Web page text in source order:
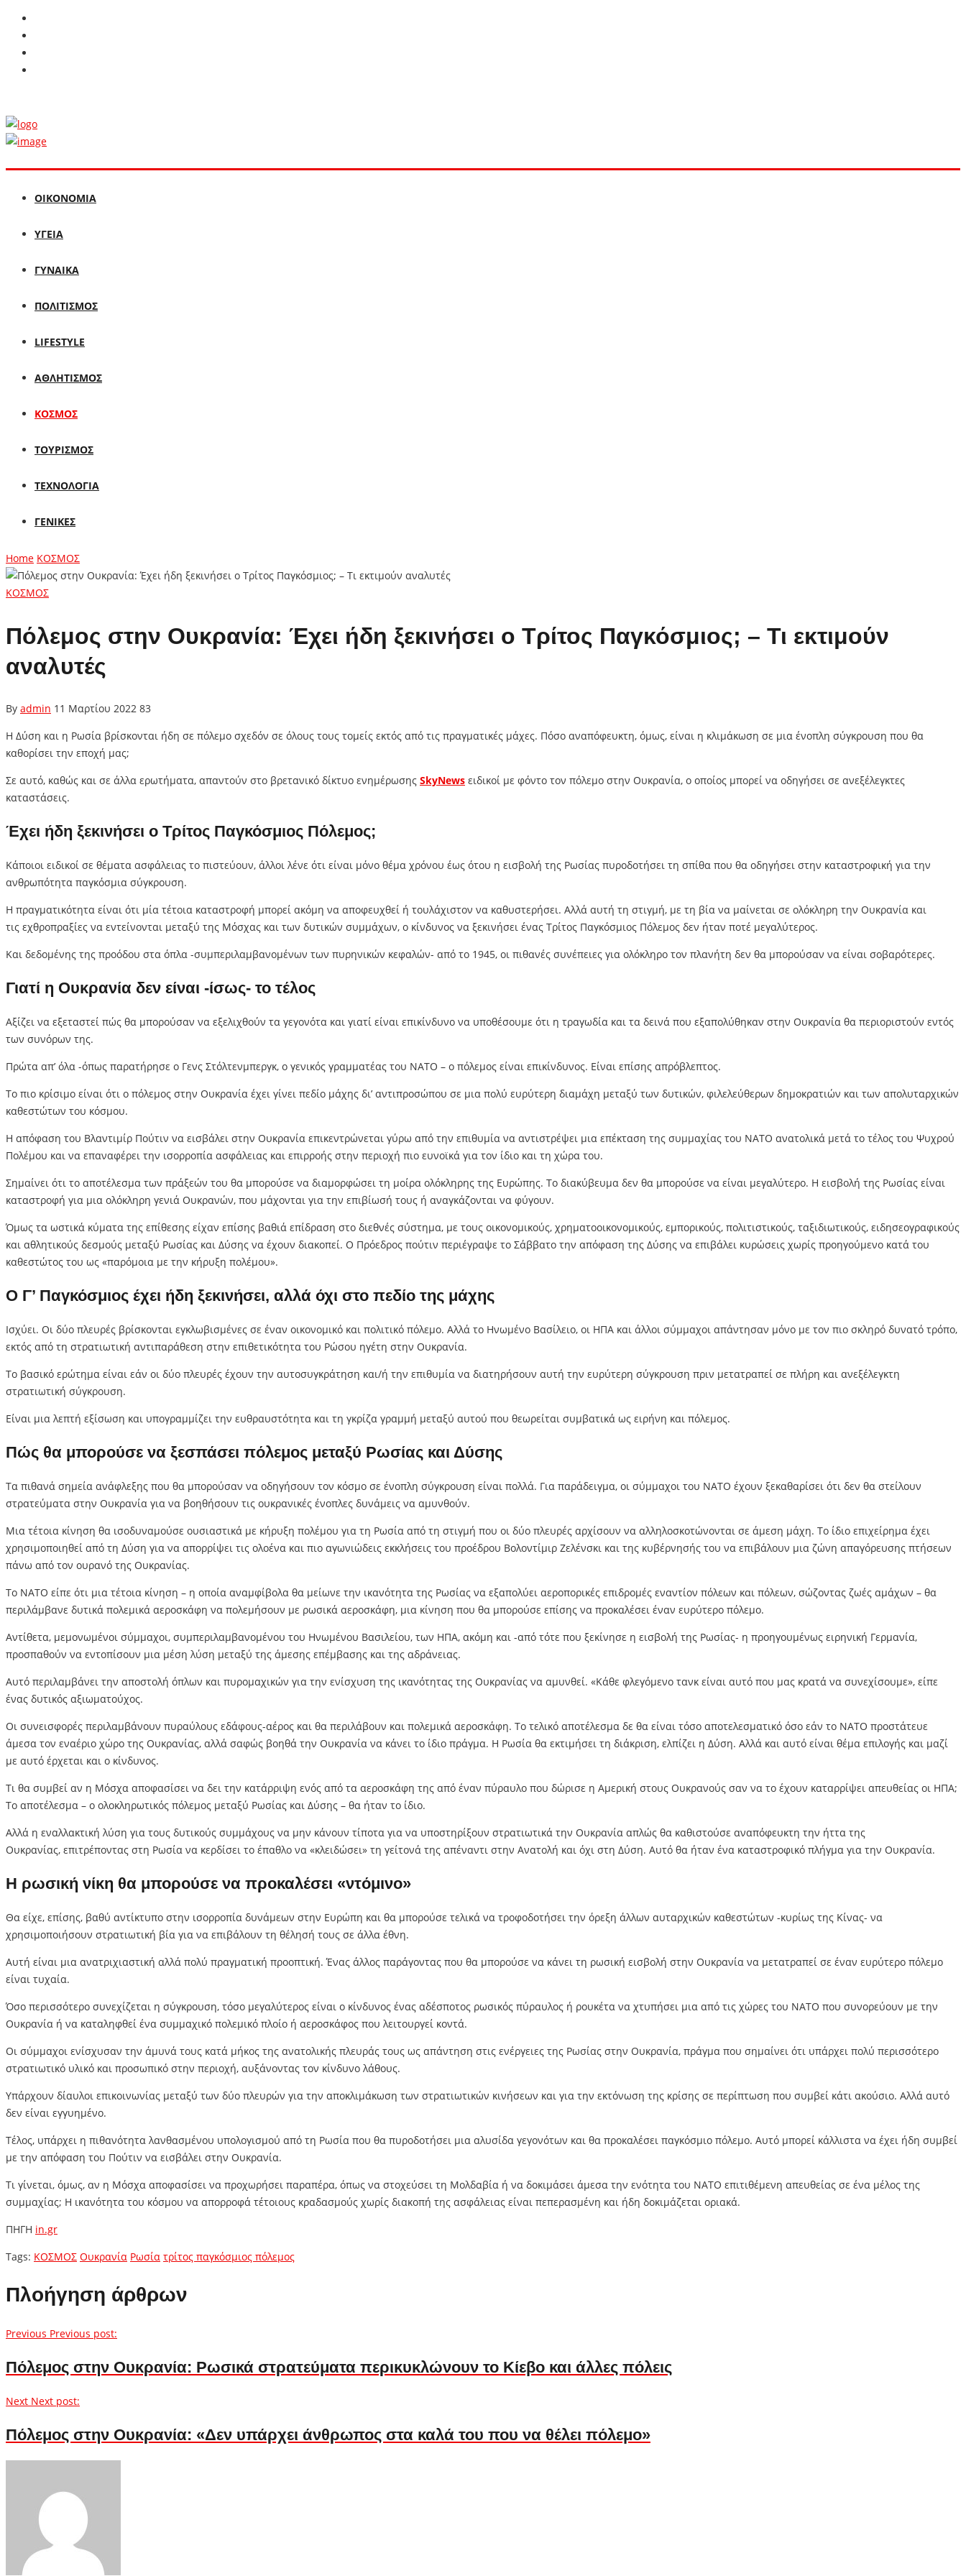
ΟΙΚΟΝΟΜΙΑ
ΥΓΕΙΑ
ΓΥΝΑΙΚΑ
ΠΟΛΙΤΙΣΜΟΣ
LIFESTYLE
ΑΘΛΗΤΙΣΜΟΣ
ΚΟΣΜΟΣ
ΤΟΥΡΙΣΜΟΣ
ΤΕΧΝΟΛΟΓΙΑ
ΓΕΝΙΚΕΣ
Home ΚΟΣΜΟΣ
ΚΟΣΜΟΣ
Πόλεμος στην Ουκρανία: Έχει ήδη ξεκινήσει ο Τρίτος Παγκόσμιος; – Τι εκτιμούν
αναλυτές
By admin 11 Μαρτίου 2022 83
Η Δύση και η Ρωσία βρίσκονται ήδη σε πόλεμο σχεδόν σε όλους τους τομείς εκτός από τις πραγματικές μάχες. Πόσο αναπόφευκτη, όμως, είναι η κλιμάκωση σε μια ένοπλη σύγκρουση που θα
καθορίσει την εποχή μας;
Σε αυτό, καθώς και σε άλλα ερωτήματα, απαντούν στο βρετανικό δίκτυο ενημέρωσης SkyNews ειδικοί με φόντο τον πόλεμο στην Ουκρανία, ο οποίος μπορεί να οδηγήσει σε ανεξέλεγκτες
καταστάσεις.
Έχει ήδη ξεκινήσει ο Τρίτος Παγκόσμιος Πόλεμος;
Κάποιοι ειδικοί σε θέματα ασφάλειας το πιστεύουν, άλλοι λένε ότι είναι μόνο θέμα χρόνου έως ότου η εισβολή της Ρωσίας πυροδοτήσει τη σπίθα που θα οδηγήσει στην καταστροφική για την
ανθρωπότητα παγκόσμια σύγκρουση.
Η πραγματικότητα είναι ότι μία τέτοια καταστροφή μπορεί ακόμη να αποφευχθεί ή τουλάχιστον να καθυστερήσει. Αλλά αυτή τη στιγμή, με τη βία να μαίνεται σε ολόκληρη την Ουκρανία και
τις εχθροπραξίες να εντείνονται μεταξύ της Μόσχας και των δυτικών συμμάχων, ο κίνδυνος να ξεκινήσει ένας Τρίτος Παγκόσμιος Πόλεμος δεν ήταν ποτέ μεγαλύτερος.
Και δεδομένης της προόδου στα όπλα -συμπεριλαμβανομένων των πυρηνικών κεφαλών- από το 1945, οι πιθανές συνέπειες για ολόκληρο τον πλανήτη δεν θα μπορούσαν να είναι σοβαρότερες.
Γιατί η Ουκρανία δεν είναι -ίσως- το τέλος
Αξίζει να εξεταστεί πώς θα μπορούσαν να εξελιχθούν τα γεγονότα και γιατί είναι επικίνδυνο να υποθέσουμε ότι η τραγωδία και τα δεινά που εξαπολύθηκαν στην Ουκρανία θα περιοριστούν εντός
των συνόρων της.
Πρώτα απ’ όλα -όπως παρατήρησε ο Γενς Στόλτενμπεργκ, ο γενικός γραμματέας του ΝΑΤΟ – ο πόλεμος είναι επικίνδυνος. Είναι επίσης απρόβλεπτος.
Το πιο κρίσιμο είναι ότι ο πόλεμος στην Ουκρανία έχει γίνει πεδίο μάχης δι’ αντιπροσώπου σε μια πολύ ευρύτερη διαμάχη μεταξύ των δυτικών, φιλελεύθερων δημοκρατιών και των απολυταρχικών
καθεστώτων του κόσμου.
Η απόφαση του Βλαντιμίρ Πούτιν να εισβάλει στην Ουκρανία επικεντρώνεται γύρω από την επιθυμία να αντιστρέψει μια επέκταση της συμμαχίας του ΝΑΤΟ ανατολικά μετά το τέλος του Ψυχρού
Πολέμου και να επαναφέρει την ισορροπία ασφάλειας και επιρροής στην περιοχή πιο ευνοϊκά για τον ίδιο και τη χώρα του.
Σημαίνει ότι το αποτέλεσμα των πράξεών του θα μπορούσε να διαμορφώσει τη μοίρα ολόκληρης της Ευρώπης. Το διακύβευμα δεν θα μπορούσε να είναι μεγαλύτερο. Η εισβολή της Ρωσίας είναι
καταστροφή για μια ολόκληρη γενιά Ουκρανών, που μάχονται για την επιβίωσή τους ή αναγκάζονται να φύγουν.
Όμως τα ωστικά κύματα της επίθεσης είχαν επίσης βαθιά επίδραση στο διεθνές σύστημα, με τους οικονομικούς, χρηματοοικονομικούς, εμπορικούς, πολιτιστικούς, ταξιδιωτικούς, ειδησεογραφικούς
και αθλητικούς δεσμούς μεταξύ Ρωσίας και Δύσης να έχουν διακοπεί. Ο Πρόεδρος πούτιν περιέγραψε το Σάββατο την απόφαση της Δύσης να επιβάλει κυρώσεις χωρίς προηγούμενο κατά του
καθεστώτος του ως «παρόμοια με την κήρυξη πολέμου».
Ο Γ’ Παγκόσμιος έχει ήδη ξεκινήσει, αλλά όχι στο πεδίο της μάχης
Ισχύει. Οι δύο πλευρές βρίσκονται εγκλωβισμένες σε έναν οικονομικό και πολιτικό πόλεμο. Αλλά το Ηνωμένο Βασίλειο, οι ΗΠΑ και άλλοι σύμμαχοι απάντησαν μόνο με τον πιο σκληρό δυνατό τρόπο,
εκτός από τη στρατιωτική αντιπαράθεση στην επιθετικότητα του Ρώσου ηγέτη στην Ουκρανία.
Το βασικό ερώτημα είναι εάν οι δύο πλευρές έχουν την αυτοσυγκράτηση και/ή την επιθυμία να διατηρήσουν αυτή την ευρύτερη σύγκρουση πριν μετατραπεί σε πλήρη και ανεξέλεγκτη
στρατιωτική σύγκρουση.
Είναι μια λεπτή εξίσωση και υπογραμμίζει την ευθραυστότητα και τη γκρίζα γραμμή μεταξύ αυτού που θεωρείται συμβατικά ως ειρήνη και πόλεμος.
Πώς θα μπορούσε να ξεσπάσει πόλεμος μεταξύ Ρωσίας και Δύσης
Τα πιθανά σημεία ανάφλεξης που θα μπορούσαν να οδηγήσουν τον κόσμο σε ένοπλη σύγκρουση είναι πολλά. Για παράδειγμα, οι σύμμαχοι του ΝΑΤΟ έχουν ξεκαθαρίσει ότι δεν θα στείλουν
στρατεύματα στην Ουκρανία για να βοηθήσουν τις ουκρανικές ένοπλες δυνάμεις να αμυνθούν.
Μια τέτοια κίνηση θα ισοδυναμούσε ουσιαστικά με κήρυξη πολέμου για τη Ρωσία από τη στιγμή που οι δύο πλευρές αρχίσουν να αλληλοσκοτώνονται σε άμεση μάχη. Το ίδιο επιχείρημα έχει
χρησιμοποιηθεί από τη Δύση για να απορρίψει τις ολοένα και πιο αγωνιώδεις εκκλήσεις του προέδρου Βολοντίμιρ Ζελένσκι και της κυβέρνησής του να επιβάλουν μια ζώνη απαγόρευσης πτήσεων
πάνω από τον ουρανό της Ουκρανίας.
Το ΝΑΤΟ είπε ότι μια τέτοια κίνηση – η οποία αναμφίβολα θα μείωνε την ικανότητα της Ρωσίας να εξαπολύει αεροπορικές επιδρομές εναντίον πόλεων και πόλεων, σώζοντας ζωές αμάχων – θα
περιλάμβανε δυτικά πολεμικά αεροσκάφη να πολεμήσουν με ρωσικά αεροσκάφη, μια κίνηση που θα μπορούσε επίσης να προκαλέσει έναν ευρύτερο πόλεμο.
Αντίθετα, μεμονωμένοι σύμμαχοι, συμπεριλαμβανομένου του Ηνωμένου Βασιλείου, των ΗΠΑ, ακόμη και -από τότε που ξεκίνησε η εισβολή της Ρωσίας- η προηγουμένως ειρηνική Γερμανία,
προσπαθούν να εντοπίσουν μια μέση λύση μεταξύ της άμεσης επέμβασης και της αδράνειας.
Αυτό περιλαμβάνει την αποστολή όπλων και πυρομαχικών για την ενίσχυση της ικανότητας της Ουκρανίας να αμυνθεί. «Κάθε φλεγόμενο τανκ είναι αυτό που μας κρατά να συνεχίσουμε», είπε
ένας δυτικός αξιωματούχος.
Οι συνεισφορές περιλαμβάνουν πυραύλους εδάφους-αέρος και θα περιλάβουν και πολεμικά αεροσκάφη. Το τελικό αποτέλεσμα δε θα είναι τόσο αποτελεσματικό όσο εάν το ΝΑΤΟ προστάτευε
άμεσα τον εναέριο χώρο της Ουκρανίας, αλλά σαφώς βοηθά την Ουκρανία να κάνει το ίδιο πράγμα. Η Ρωσία θα εκτιμήσει τη διάκριση, ελπίζει η Δύση. Αλλά και αυτό είναι θέμα επιλογής και μαζί
με αυτό έρχεται και ο κίνδυνος.
Τι θα συμβεί αν η Μόσχα αποφασίσει να δει την κατάρριψη ενός από τα αεροσκάφη της από έναν πύραυλο που δώρισε η Αμερική στους Ουκρανούς σαν να το έχουν καταρρίψει απευθείας οι ΗΠΑ;
Το αποτέλεσμα – ο ολοκληρωτικός πόλεμος μεταξύ Ρωσίας και Δύσης – θα ήταν το ίδιο.
Αλλά η εναλλακτική λύση για τους δυτικούς συμμάχους να μην κάνουν τίποτα για να υποστηρίξουν στρατιωτικά την Ουκρανία απλώς θα καθιστούσε αναπόφευκτη την ήττα της
Ουκρανίας, επιτρέποντας στη Ρωσία να κερδίσει το έπαθλο να «κλειδώσει» τη γείτονά της απέναντι στην Ανατολή και όχι στη Δύση. Αυτό θα ήταν ένα καταστροφικό πλήγμα για την Ουκρανία.
Η ρωσική νίκη θα μπορούσε να προκαλέσει «ντόμινο»
Θα είχε, επίσης, βαθύ αντίκτυπο στην ισορροπία δυνάμεων στην Ευρώπη και θα μπορούσε τελικά να τροφοδοτήσει την όρεξη άλλων αυταρχικών καθεστώτων -κυρίως της Κίνας- να
χρησιμοποιήσουν στρατιωτική βία για να επιβάλουν τη θέλησή τους σε άλλα έθνη.
Αυτή είναι μια ανατριχιαστική αλλά πολύ πραγματική προοπτική. Ένας άλλος παράγοντας που θα μπορούσε να κάνει τη ρωσική εισβολή στην Ουκρανία να μετατραπεί σε έναν ευρύτερο πόλεμο
είναι τυχαία.
Όσο περισσότερο συνεχίζεται η σύγκρουση, τόσο μεγαλύτερος είναι ο κίνδυνος ένας αδέσποτος ρωσικός πύραυλος ή ρουκέτα να χτυπήσει μια από τις χώρες του ΝΑΤΟ που συνορεύουν με την
Ουκρανία ή να καταληφθεί ένα συμμαχικό πολεμικό πλοίο ή αεροσκάφος που λειτουργεί κοντά.
Οι σύμμαχοι ενίσχυσαν την άμυνά τους κατά μήκος της ανατολικής πλευράς τους ως απάντηση στις ενέργειες της Ρωσίας στην Ουκρανία, πράγμα που σημαίνει ότι υπάρχει πολύ περισσότερο
στρατιωτικό υλικό και προσωπικό στην περιοχή, αυξάνοντας τον κίνδυνο λάθους.
Υπάρχουν δίαυλοι επικοινωνίας μεταξύ των δύο πλευρών για την αποκλιμάκωση των στρατιωτικών κινήσεων και για την εκτόνωση της κρίσης σε περίπτωση που συμβεί κάτι ακούσιο. Αλλά αυτό
δεν είναι εγγυημένο.
Τέλος, υπάρχει η πιθανότητα λανθασμένου υπολογισμού από τη Ρωσία που θα πυροδοτήσει μια αλυσίδα γεγονότων και θα προκαλέσει παγκόσμιο πόλεμο. Αυτό μπορεί κάλλιστα να έχει ήδη συμβεί
με την απόφαση του Πούτιν να εισβάλει στην Ουκρανία.
Τι γίνεται, όμως, αν η Μόσχα αποφασίσει να προχωρήσει παραπέρα, όπως να στοχεύσει τη Μολδαβία ή να δοκιμάσει άμεσα την ενότητα του ΝΑΤΟ επιτιθέμενη απευθείας σε ένα μέλος της
συμμαχίας; Η ικανότητα του κόσμου να απορροφά τέτοιους κραδασμούς χωρίς διακοπή της ασφάλειας είναι πεπερασμένη και ήδη δοκιμάζεται oριακά.
ΠΗΓΗ in.gr
Tags: ΚΟΣΜΟΣ Ουκρανία Ρωσία τρίτος παγκόσμιος πόλεμος
Πλοήγηση άρθρων
Previous Previous post:
Πόλεμος στην Ουκρανία: Ρωσικά στρατεύματα περικυκλώνουν το Κίεβο και άλλες πόλεις
Next Next post:
Πόλεμος στην Ουκρανία: «Δεν υπάρχει άνθρωπος στα καλά του που να θέλει πόλεμο»